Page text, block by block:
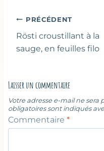
Navigation
de
l’article
PRÉCÉDENT
Rösti croustillant à la
sauge, en feuilles filo
Laisser un commentaire
Votre adresse e-mail ne sera
obligatoires sont indiqués
Commentaire *